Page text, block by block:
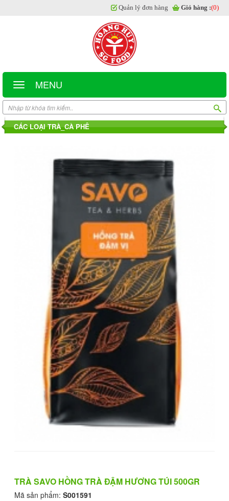
MENU
Quản lý đơn hàng Giỏ hàng :(0)
CÁC LOẠI TRÀ_CÀ PHÊ
TRÀ SAVO HỒNG TRÀ ĐẬM HƯƠNG TÚI 500GR
Mã sản phẩm: S001591